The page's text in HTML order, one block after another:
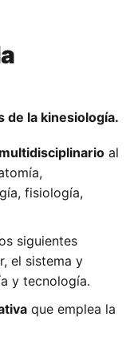
de la kinesiología.
al
fisiología,
siguientes
el sistema y
y tecnología.
que emplea la